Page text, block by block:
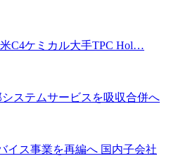
C4ケミカル大手TPC Hol…
ステムサービスを吸収合併へ
イス事業を再編へ 国内子会社